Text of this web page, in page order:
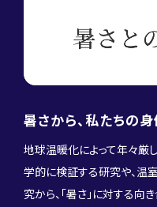
暑さから、私たちの
地球温暖化によって年々厳
学的に検証する研究や、温
究から、「暑さ」に対する向